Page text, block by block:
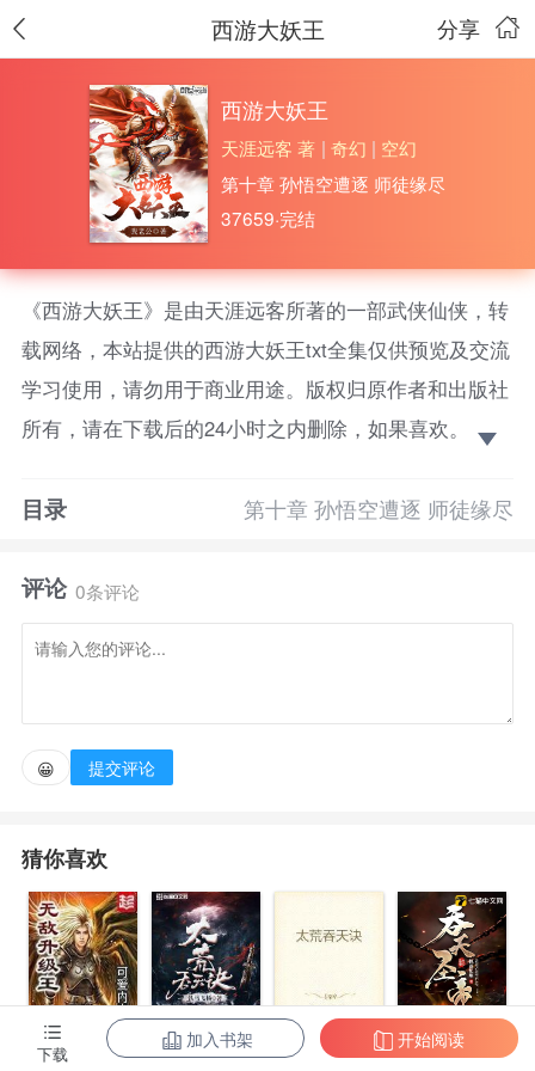
分享
西游大妖王
西游大妖王
天涯远客 著 | 奇幻 | 空幻
第十章 孙悟空遭逐 师徒缘尽
37659·完结
《西游大妖王》是由天涯远客所著的一部武侠仙侠，转
载网络，本站提供的西游大妖王txt全集仅供预览及交流
学习使用，请勿用于商业用途。版权归原作者和出版社
所有，请在下载后的24小时之内删除，如果喜欢。请支
重生西游神话时代，就要做那一方大妖王！什么唐僧
吃，背后一帮子菩萨保护着不说，还有个大BOSS如
来。 当然最关键却是与孙悟空一石双生，成了一只黑
毛猴子，成了孙悟空唯一的至亲兄弟。 如何才能在这
命运，同时亦能修得那金丹大道，追求那长生不死，逐
星拿月，纵横天地的莫大神通，只能先未雨绸
278136731】【妖王④群483202206】
目录 第十章 孙悟空遭逐 师徒缘尽
评论 0条评论
😀 提交评论
猜你喜欢
无敌升级王
柳无邪和徐凌
太荒吞天诀
吞天圣帝
下载
加入书架 开始阅读